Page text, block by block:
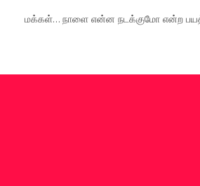
மக்கள்... நாளை என்ன நடக்குமோ என்ற